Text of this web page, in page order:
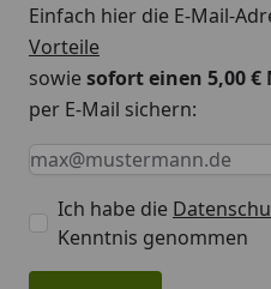
Einfach hier die E-Mail-
Vorteile
sowiesofort einen 5,00
per E-Mail sichern:
Keine Eingabe erforderlich
Eingabe erforderlich
E-Mail *
Ich habe die
Kenntnis genommen